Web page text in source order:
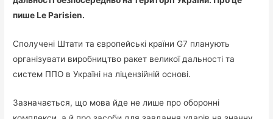
пише Le Parisien.
Сполучені Штати та європейські країни G7 планують
організувати виробництво ракет великої дальності та
систем ППО в Україні на ліцензійній основі.
Зазначається, що мова йде не лише про оборонні